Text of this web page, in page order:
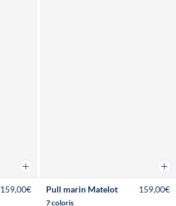
Ajouter au panier
159,00€ Pull marin Matelot
7 coloris
159,00€